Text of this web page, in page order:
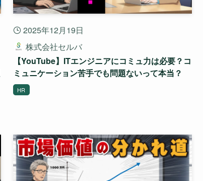
2025年12月19日
株式会社セルバ
【YouTube】ITエンジニアにコミュ力は必要？コ
ミュニケーション苦手でも問題ないって本当？
HR